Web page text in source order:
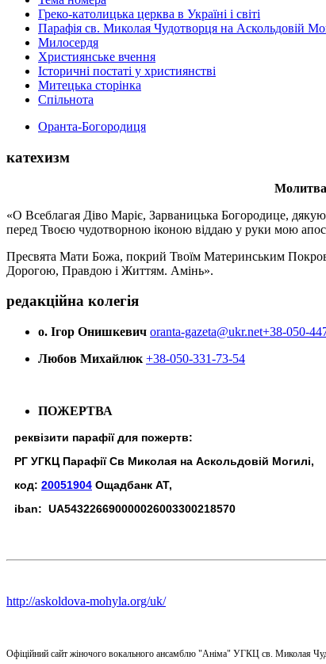
Греко-католицька церква в Україні і світі
Парафія св. Миколая Чудотворця на Аскольдовій
Милосердя
Християнське вчення
Історичні постаті у християнстві
Митецька сторінка
Спільнота
Оранта-Богородиця
катехизм
«О Всеблагая Діво Маріє, Зарваницька Богородице, дякую
перед Твоєю чудотворною іконою віддаю у руки мою
Пресвята Мати Божа, покрий Твоїм Материнським
Дорогою, Правдою і Життям. Амінь».
редакційна колегія
о. Ігор Онишкевич oranta-gazeta@ukr.net+38-050-
Любов Михайлюк +38-050-331-73-54
ПОЖЕРТВА
реквізити парафії для пожертв:
РГ УГКЦ Парафії Св Миколая на Аскольдовій Могилі,
код: 20051904 Ощадбанк АТ,
iban: UA543226690000026003300218570
http://askoldova-mohyla.org/uk/
Офіційний сайт жіночого вокального ансамблю "Аніма" УГКЦ св. Миколая